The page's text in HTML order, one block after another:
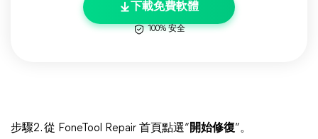
下載免費軟體
100% 安全
步驟2. 從 FoneTool Repair 首頁點選“開始修復”。